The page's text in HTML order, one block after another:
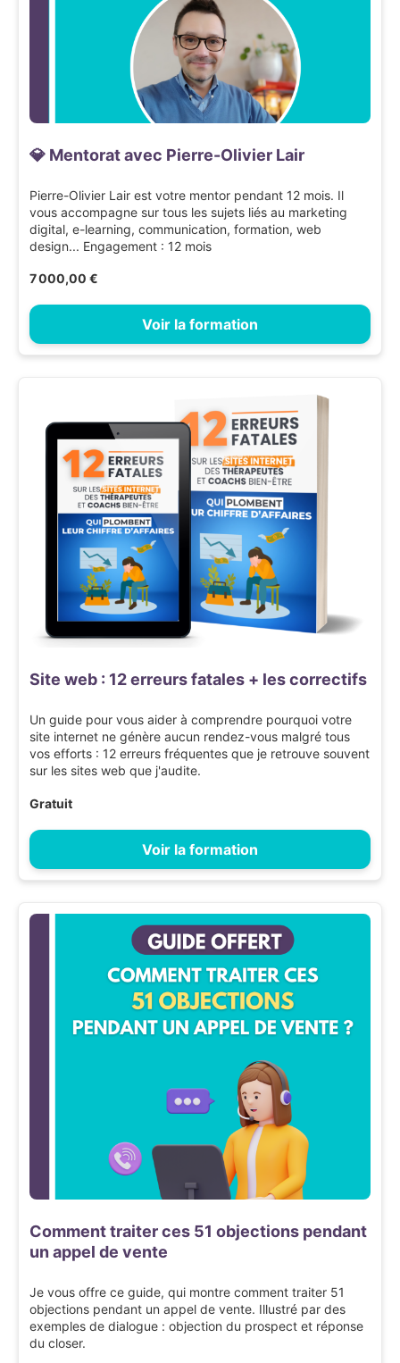
💎 Mentorat avec Pierre-Olivier Lair
Pierre-Olivier Lair est votre mentor pendant 12 mois. Il
vous accompagne sur tous les sujets liés au marketing
digital, e-learning, communication, formation, web
design... Engagement : 12 mois
7 000,00 €
Voir la formation
Site web : 12 erreurs fatales + les correctifs
Un guide pour vous aider à comprendre pourquoi votre
site internet ne génère aucun rendez-vous malgré tous
vos efforts : 12 erreurs fréquentes que je retrouve souvent
sur les sites web que j'audite.
Gratuit
Voir la formation
Comment traiter ces 51 objections pendant
un appel de vente
Je vous offre ce guide, qui montre comment traiter 51
objections pendant un appel de vente. Illustré par des
exemples de dialogue : objection du prospect et réponse
du closer.